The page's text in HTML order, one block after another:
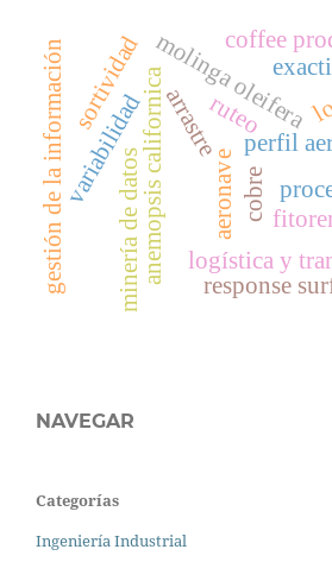
perfil
arrastre
aeronave
anemopsis californica cobre
molinga oleifera
logística y
variabilidad ruteo
gestión de la información minería de datos
coffee
response
sortividad
NAVEGAR
Categorías
Ingeniería Industrial